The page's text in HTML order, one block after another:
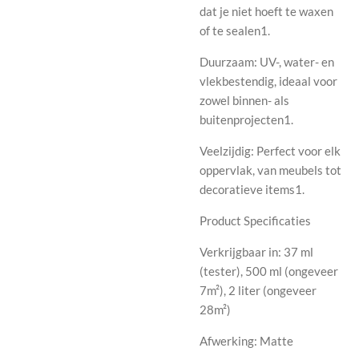
dat je niet hoeft te waxen
of te sealen1.
Duurzaam: UV-, water- en
vlekbestendig, ideaal voor
zowel binnen- als
buitenprojecten1.
Veelzijdig: Perfect voor elk
oppervlak, van meubels tot
decoratieve items1.
Product Specificaties
Verkrijgbaar in: 37 ml
(tester), 500 ml (ongeveer
7m²), 2 liter (ongeveer
28m²)
Afwerking: Matte